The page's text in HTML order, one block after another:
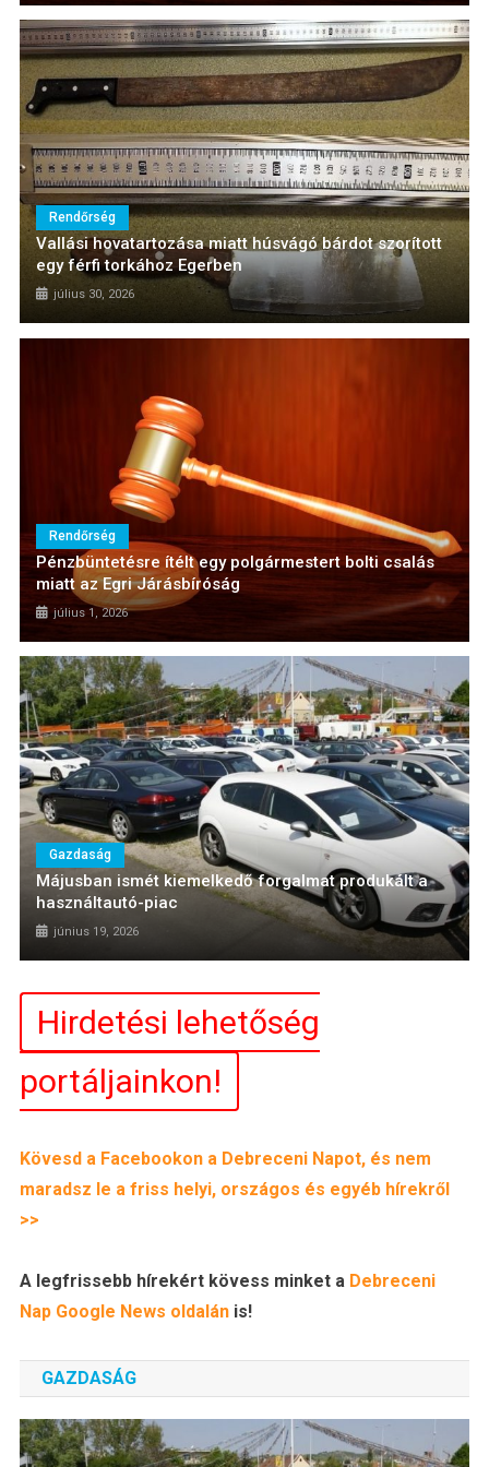
Rendőrség
Vallási hovatartozása miatt húsvágó bárdot szorított
egy férfi torkához Egerben
július 30, 2026
Rendőrség
Pénzbüntetésre ítélt egy polgármestert bolti csalás
miatt az Egri Járásbíróság
július 1, 2026
Gazdaság
Májusban ismét kiemelkedő forgalmat produkált a
használtautó-piac
június 19, 2026
Hirdetési lehetőség
portáljainkon!
Kövesd a Facebookon a Debreceni Napot, és nem
maradsz le a friss helyi, országos és egyéb hírekről
>>
A legfrissebb hírekért kövess minket a Debreceni
Nap Google News oldalán is!
GAZDASÁG